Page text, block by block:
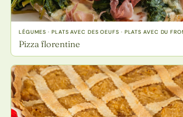
LÉGUMES · PLATS AVEC DES OEUFS · PLATS AVEC DU
Pizza florentine